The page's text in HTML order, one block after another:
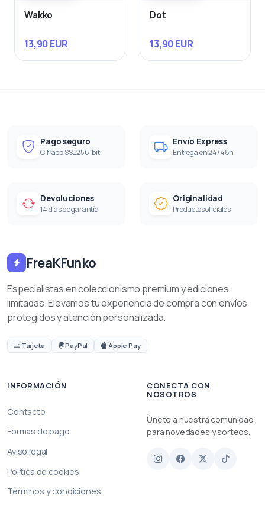
Wakko
13,90 EUR
Dot
13,90 EUR
Pago seguro
Cifrado SSL 256-bit
Envío Express
Entrega en 24/48h
Devoluciones
14 días de garantía
Originalidad
Productos oficiales
FreaKFunko
Especialistas en coleccionismo premium y ediciones
limitadas. Elevamos tu experiencia de compra con envíos
protegidos y atención personalizada.
Tarjeta PayPal Apple Pay
INFORMACIÓN
Contacto
Formas de pago
Aviso legal
Política de cookies
Términos y condiciones
CONECTA CON
NOSOTROS
Únete a nuestra comunidad
para novedades y sorteos.